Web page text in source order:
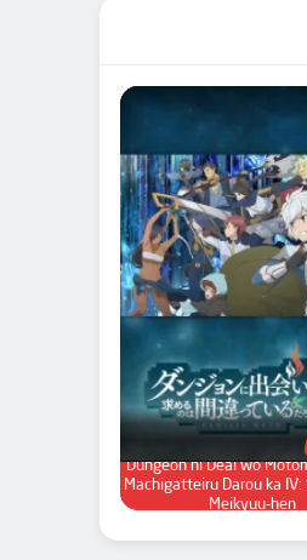
Dungeon ni Deai wo
Machigatteiru Darou ka IV:
Meikyuu-hen